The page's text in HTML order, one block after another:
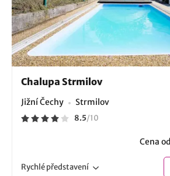
Chalupa Strmilov
Jižní Čechy Strmilov
8.5/10
Cena od
Rychlépředstavení